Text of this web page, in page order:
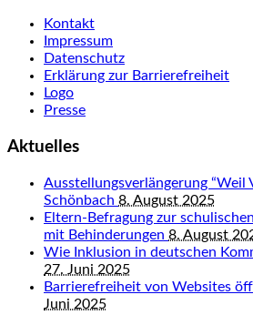
Kontakt
Impressum
Datenschutz
Erklärung zur Barrierefreiheit
Logo
Presse
Aktuelles
Ausstellungsverlängerung “Weil
Schönbach 8. August 2025
Eltern-Befragung zur
mit Behinderungen 8. August
Wie Inklusion in deutschen
27. Juni 2025
Barrierefreiheit von Websites
Juni 2025